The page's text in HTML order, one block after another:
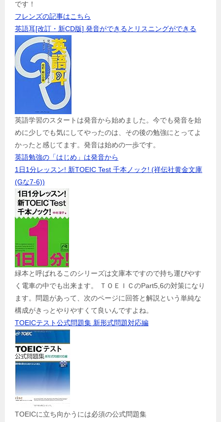
です！
フレンズの記事はこちら
英語耳[改訂・新CD版] 発音ができるとリスニングができる
英語学習のスタートは発音から始めました。今でも発音を始
めに少しでも気にしてやったのは、その後の勉強にとってよ
かったと感じてます。発音は始めの一歩です。
英語勉強の「はじめ」は発音から
1日1分レッスン! 新TOEIC Test 千本ノック! (祥伝社黄金文庫
(Gな7-6))
緑本と呼ばれるこのシリーズは文庫本ですので持ち運びやす
く電車の中でも出来ます。 ＴＯＥＩＣのPart5,6の対策になり
ます。問題があって、次のページに回答と解説という単純な
構成がきっとやりやすくて良いんですよね。
TOEICテスト公式問題集 新形式問題対応編
TOEICに立ち向かうには必須の公式問題集